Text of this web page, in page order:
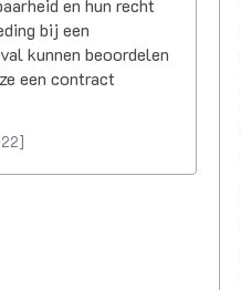
en hun recht
bij een
kunnen beoordelen
een contract